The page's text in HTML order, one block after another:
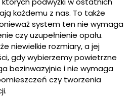
każdemu z nas. To także
system ten nie wymaga
czy uzupełnienie opału.
niewielkie rozmiary, a jej
gdy wybierzemy powietrzne
bezinwazyjnie i nie wymaga
czy tworzenia